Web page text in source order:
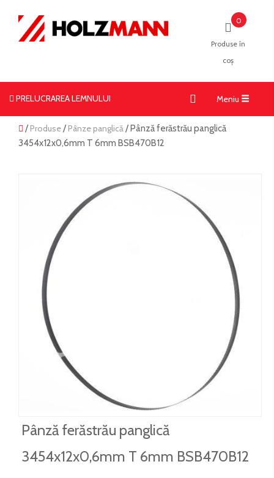
0
Produse în
coș
PRELUCRAREA LEMNULUI Meniu Toggle
/ Produse/ Pânze panglică/ Pânză ferăstrău panglică
3454x12x0,6mm T 6mm BSB470B12
Pânză ferăstrău panglică
3454x12x0,6mm T 6mm BSB470B12